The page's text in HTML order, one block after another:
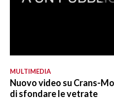
MULTIMEDIA
Nuovo video su Crans-
di sfondare le vetrate